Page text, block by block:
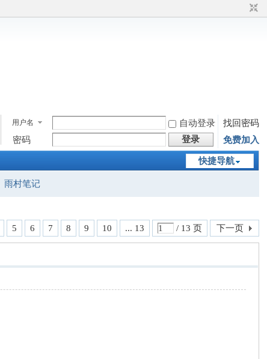
用户名 自动登录
找回密码
密码
登录 免费加入
快捷导航
雨村笔记
5 6 7 8 9 10 ... 13 / 13 页 下一页